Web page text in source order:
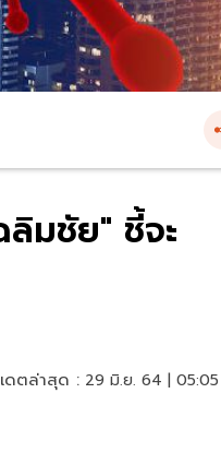
มชัย" ชี้จะ
ดตล่าสุด : 29 มิ.ย. 64 |